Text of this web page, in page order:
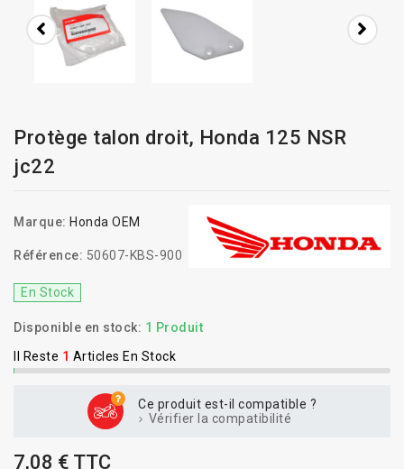
Protège talon droit, Honda 125 NSR
jc22
Marque: Honda OEM
Référence: 50607-KBS-900
En Stock
Disponible en stock: 1 Produit
Il Reste 1 Articles En Stock
Ce produit est-il compatible ?
Vérifier la compatibilité
7,08 € TTC